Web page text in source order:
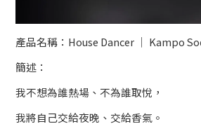
產品名稱：House Dancer │ Kampo
簡述：
我不想為誰熱場、不為誰取悅，
我將自己交給夜晚、交給香氣。